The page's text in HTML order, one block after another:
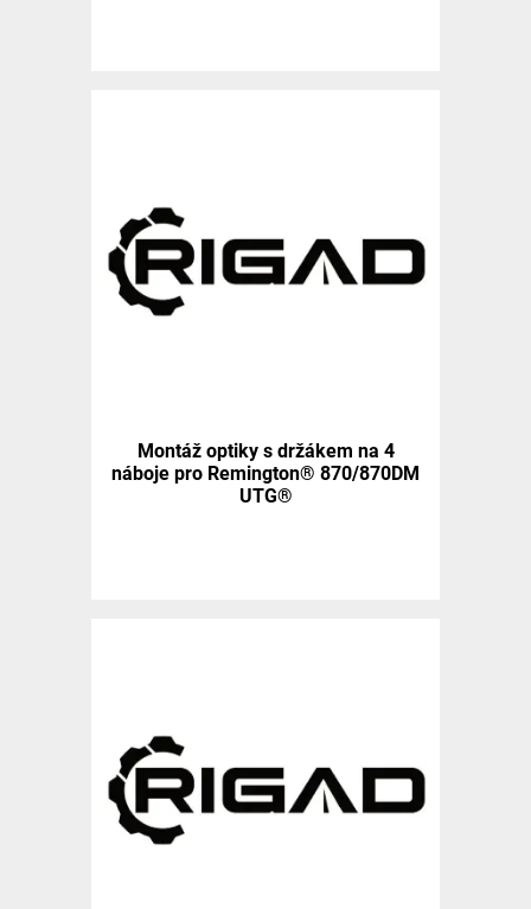
Montáž optiky s držákem na 4
náboje pro Remington® 870/870DM
UTG®